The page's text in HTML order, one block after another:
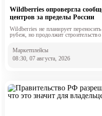
Wildberries опровергла
центров за пределы России
Wildberries не планирует
рубеж, но продолжит
Маркетплейсы
08:30, 07 августа, 2026